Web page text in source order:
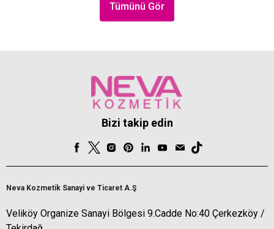
Tümünü Gör
Bizi takip edin
Neva Kozmetik Sanayi ve Ticaret A.Ş
Veliköy Organize Sanayi Bölgesi 9.Cadde No:40 Çerkezköy /